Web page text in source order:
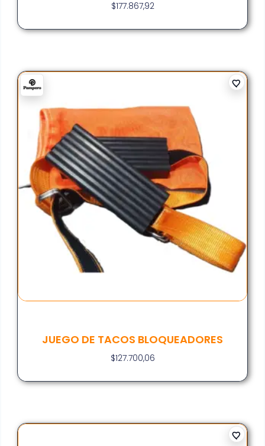
$177.867,92
JUEGO DE TACOS BLOQUEADORES
$127.700,06